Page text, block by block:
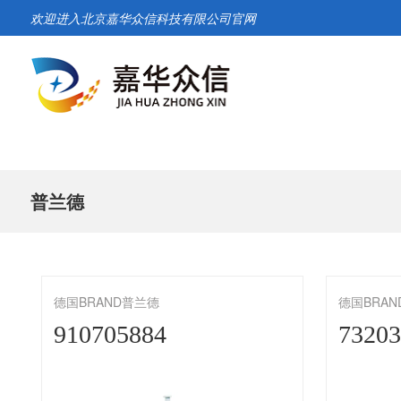
欢迎进入北京嘉华众信科技有限公司官网
普兰德
德国BRAND普兰德
910705884
德国